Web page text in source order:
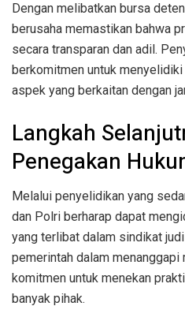
Dengan melibatkan bursa
berusaha memastikan bahwa
secara transparan dan adil.
berkomitmen untuk
aspek yang berkaitan dengan
Langkah
Penegakan
Melalui penyelidikan yang
dan Polri berharap dapat
yang terlibat dalam sindikat
pemerintah dalam menanggapi
komitmen untuk menekan
banyak pihak.